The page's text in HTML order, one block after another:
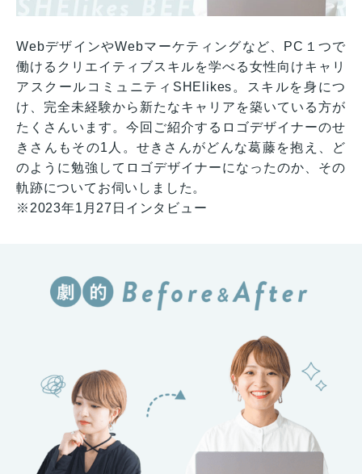
WebデザインやWebマーケティングなど、PC１つで
働けるクリエイティブスキルを学べる女性向けキャリ
アスクールコミュニティSHElikes。スキルを身につ
け、完全未経験から新たなキャリアを築いている方が
たくさんいます。今回ご紹介するロゴデザイナーのせ
きさんもその1人。せきさんがどんな葛藤を抱え、ど
のように勉強してロゴデザイナーになったのか、その
軌跡についてお伺いしました。
※2023年1月27日インタビュー